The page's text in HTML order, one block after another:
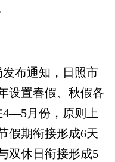
布通知，日照市
设置春假、秋假各
4—5月份，原则上
假期衔接形成6天
双休日衔接形成5